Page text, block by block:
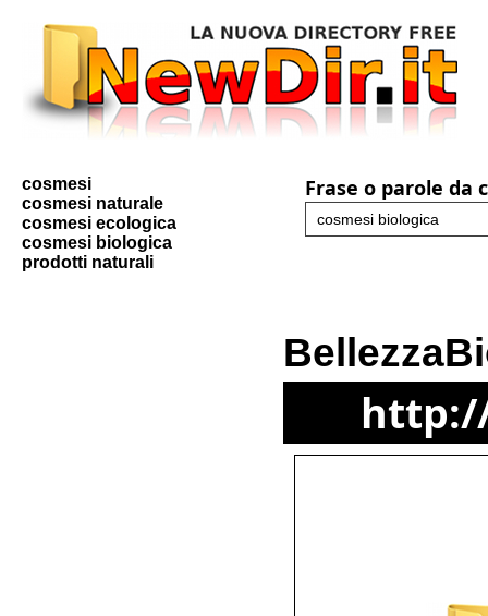
cosmesi
cosmesi naturale
cosmesi ecologica
cosmesi biologica
prodotti naturali
Frase o parole da